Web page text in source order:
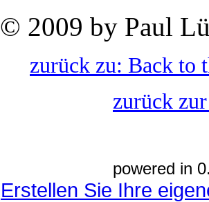
© 2009 by Paul
zurück zu: Back to
zurück
powered in
Erstellen Sie Ihre